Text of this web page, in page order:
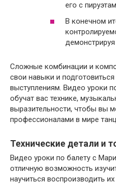
его с
В конечном
Сложные комбинации и
свои навыки и
выступлениям. Видео уроки
обучат вас технике,
выразительности, чтобы вы
профессионалами в мире
Технические детали и
Видео уроки по балету с
отличную возможность
научиться воспроизводить